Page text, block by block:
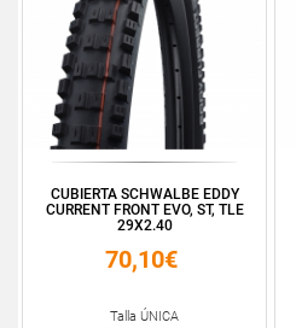
CUBIERTA SCHWALBE EDDY
CURRENT FRONT EVO, ST, TLE
29X2.40
70,10€
Talla ÚNICA